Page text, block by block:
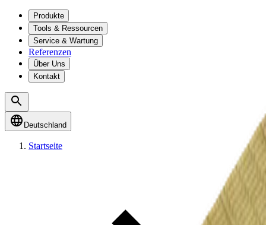
Produkte
Tools & Ressourcen
Service & Wartung
Referenzen
Über Uns
Kontakt
Deutschland
Startseite